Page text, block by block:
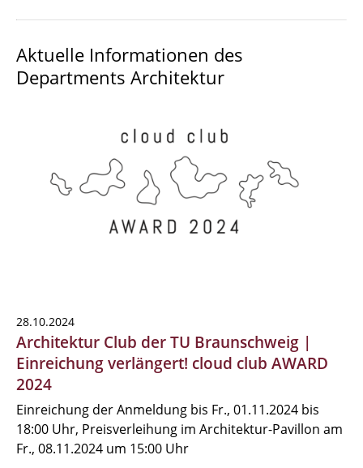
Aktuelle Informationen des
Departments Architektur
28.10.2024
Architektur Club der TU Braunschweig |
Einreichung verlängert! cloud club AWARD
2024
Einreichung der Anmeldung bis Fr., 01.11.2024 bis
18:00 Uhr, Preisverleihung im Architektur-Pavillon am
Fr., 08.11.2024 um 15:00 Uhr